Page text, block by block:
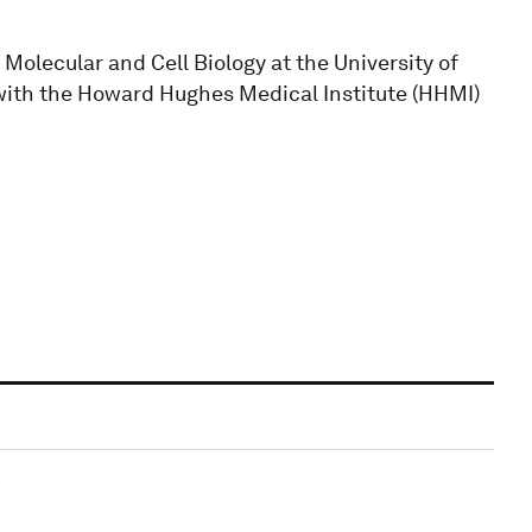
and Cell Biology at the University of
the Howard Hughes Medical Institute (HHMI)